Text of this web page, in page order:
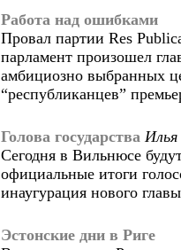
Работа над ошибками
Провал партии Res
парламент произошел
амбициозно выбранных
“республиканцев”
Голова государства
Сегодня в Вильнюсе
официальные итоги
инаугурация нового
Эстонские дни в Риге